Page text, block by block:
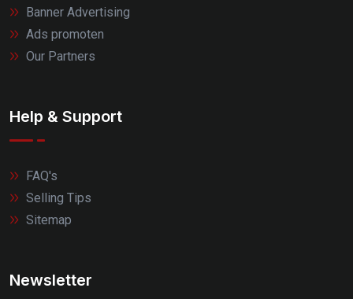
Banner Advertising
Ads promoten
Our Partners
Help & Support
FAQ's
Selling Tips
Sitemap
Newsletter